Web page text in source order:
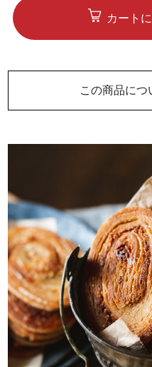
カート
この商品につ